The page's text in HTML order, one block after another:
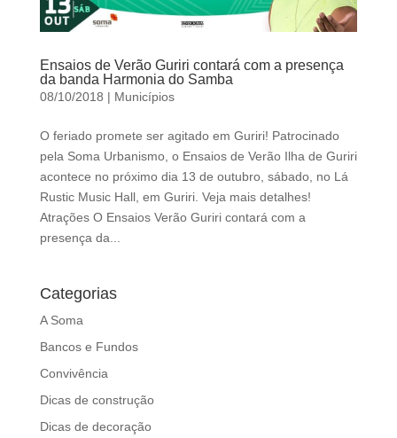
e
d
s
o
u
l
d
b
e
f
t
b
a
n
k
Ensaios de Verão Guriri contará com a presença
da banda Harmonia do Samba
08/10/2018 | Municípios
O feriado promete ser agitado em Guriri! Patrocinado
pela Soma Urbanismo, o Ensaios de Verão Ilha de Guriri
acontece no próximo dia 13 de outubro, sábado, no Lá
Rustic Music Hall, em Guriri. Veja mais detalhes!
Atrações O Ensaios Verão Guriri contará com a
presença da...
Categorias
A Soma
Bancos e Fundos
Convivência
Dicas de construção
Dicas de decoração